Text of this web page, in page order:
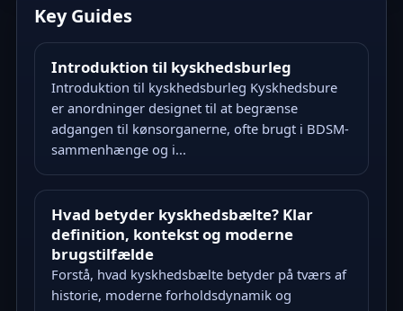
Key Guides
Introduktion til kyskhedsburleg
Introduktion til kyskhedsburleg Kyskhedsbure
er anordninger designet til at begrænse
adgangen til kønsorganerne, ofte brugt i BDSM-
sammenhænge og i...
Hvad betyder kyskhedsbælte? Klar
definition, kontekst og moderne
brugstilfælde
Forstå, hvad kyskhedsbælte betyder på tværs af
historie, moderne forholdsdynamik og